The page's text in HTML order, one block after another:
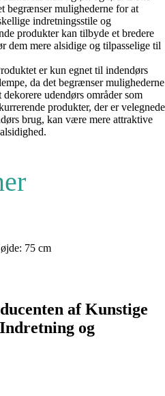
begrænser mulighederne for at
indretningsstile og
produkter kan tilbyde et bredere
dem mere alsidige og tilpasselige til
er kun egnet til indendørs
da det begrænser mulighederne
udendørs områder som
produkter, der er velegnede
brug, kan være mere attraktive
75 cm
af Kunstige
og